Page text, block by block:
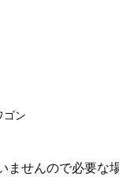
ゴン
ませんので必要な